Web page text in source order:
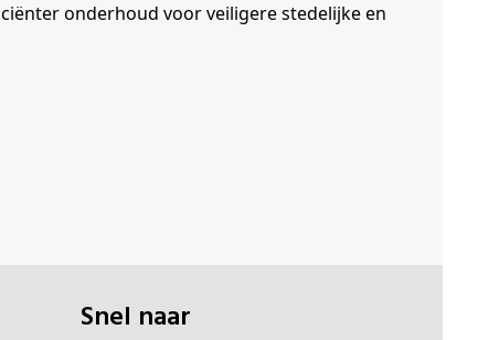
onderhoud voor veiligere stedelijke en
Snel naar